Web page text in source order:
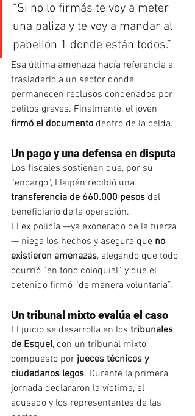
“Si no lo firmás te voy a meter
una paliza y te voy a mandar al
pabellón 1 donde están todos.”
Esa última amenaza hacía referencia a
trasladarlo a un sector donde
permanecen reclusos condenados por
delitos graves. Finalmente, el joven
firmó el documento dentro de la celda.
Un pago y una defensa en disputa
Los fiscales sostienen que, por su
“encargo”, Llaipén recibió una
transferencia de 660.000 pesos del
beneficiario de la operación.
El ex policía —ya exonerado de la fuerza
— niega los hechos y asegura que no
existieron amenazas, alegando que todo
ocurrió “en tono coloquial” y que el
detenido firmó “de manera voluntaria”.
Un tribunal mixto evalúa el caso
El juicio se desarrolla en los tribunales
de Esquel, con un tribunal mixto
compuesto por jueces técnicos y
ciudadanos legos. Durante la primera
jornada declararon la víctima, el
acusado y los representantes de las